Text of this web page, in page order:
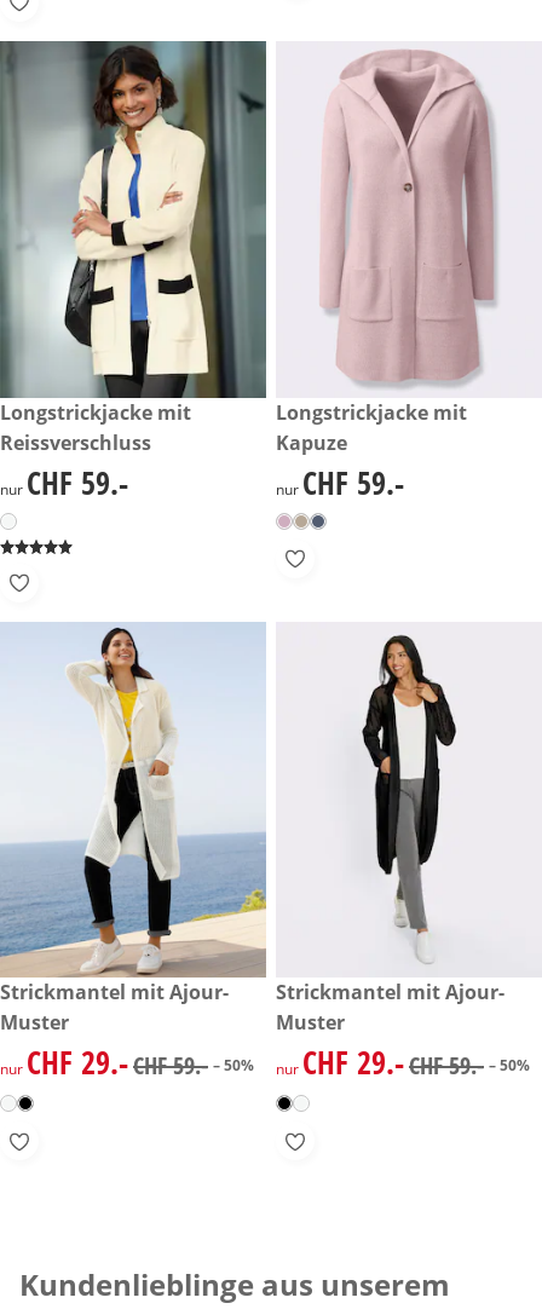
CHF 59.-
Longstrickjacke mit
Reissverschluss
CHF 59.-
nur CHF 59.-
CHF 59.-
Longstrickjacke mit
Kapuze
CHF 59.-
nur CHF 59.-
reduzierter Preis CHF 29.-, vorheriger Preis: CHF 59.-
-50%
Strickmantel mit Ajour-
Muster
reduzierter Preis CHF 29.-, vorheriger Preis: CHF 59.-
nur CHF 29.-CHF 59.- – 50%
reduzierter Preis CHF 29.-,
-50%
Strickmantel mit Ajour-
Muster
reduzierter Preis CHF 29.-,
nur CHF 29.-CHF 59.- – 50%
Kundenlieblinge aus unserem